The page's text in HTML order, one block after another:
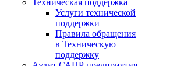
Техническая поддержка
Услуги технической
поддержки
Правила обращения
в Техническую
поддержку